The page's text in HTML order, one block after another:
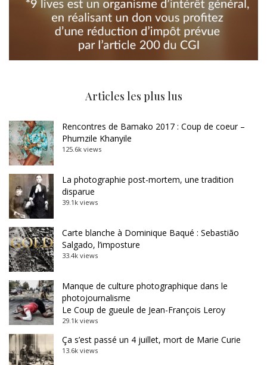
Articles les plus lus
Rencontres de Bamako 2017 : Coup de coeur –
Phumzile Khanyile
125.6k views
La photographie post-mortem, une tradition
disparue
39.1k views
Carte blanche à Dominique Baqué : Sebastião
Salgado, l’imposture
33.4k views
Manque de culture photographique dans le
photojournalisme
Le Coup de gueule de Jean-François Leroy
29.1k views
Ça s’est passé un 4 juillet, mort de Marie Curie
13.6k views